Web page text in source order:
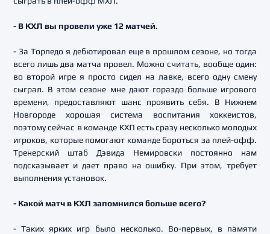
- В КХЛ вы провели уже 12 матчей.
- За Торпедо я дебютировал еще в прошлом сезоне, но тогда
всего лишь два матча провел. Можно считать, вообще один:
во второй игре я просто сидел на лавке, всего одну смену
сыграл. В этом сезоне мне дают гораздо больше игрового
времени, предоставляют шанс проявить себя. В Нижнем
Новгороде хорошая система воспитания хоккеистов,
поэтому сейчас в команде КХЛ есть сразу несколько молодых
игроков, которые помогают команде бороться за плей-офф.
Тренерский штаб Дэвида Немировски постоянно нам
подсказывает и дает право на ошибку. При этом, требует
выполнения установок.
- Какой матч в КХЛ запомнился больше всего?
- Таких ярких игр было несколько. Во-первых, в памяти